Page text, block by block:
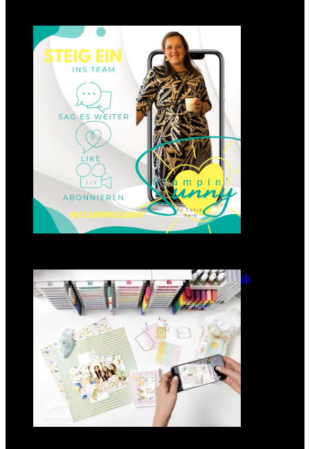
Einsteigen 2025 im Team
Stampin‘ Sunny
23. Januar 2025
GANZ NEU: Scrapbooking Club
2025
21. Januar 2025